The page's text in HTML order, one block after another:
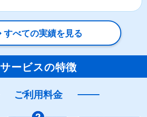
すべての実績を見る
サービスの特徴
ご利用料金